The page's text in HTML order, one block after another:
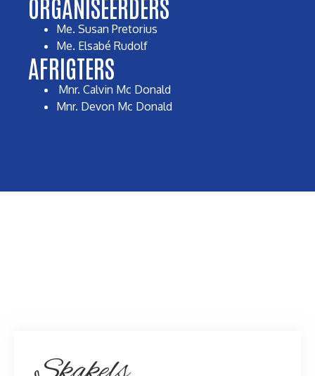
ORGANISEERDERS
Me. Susan Pretorius
Me. Elsabé Rudolf
AFRIGTERS
Mnr. Calvin Mc Donald
Mnr. Devon Mc Donald